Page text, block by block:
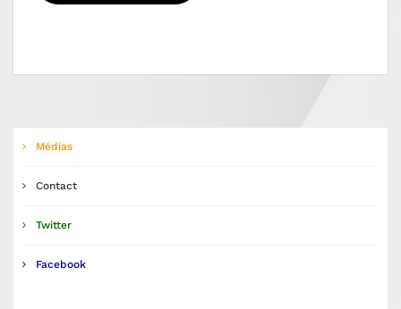
Médias
Contact
Twitter
Facebook